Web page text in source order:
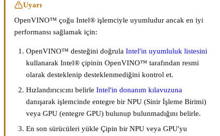
Uyarı
OpenVINO™ çoğu Intel® işlemciyle uyumludur ancak en iyi
performansı sağlamak için:
OpenVINO™ desteğini doğrula Intel'in uyumluluk listesini
kullanarak Intel® çipinin OpenVINO™ tarafından resmi
olarak desteklenip desteklenmediğini kontrol et.
Hızlandırıcıcını belirle Intel'in donanım kılavuzuna
danışarak işlemcinde entegre bir NPU (Sinir İşleme Birimi)
veya GPU (entegre GPU) bulunup bulunmadığını belirle.
En son sürücüleri yükle Çipin bir NPU veya GPU'yu